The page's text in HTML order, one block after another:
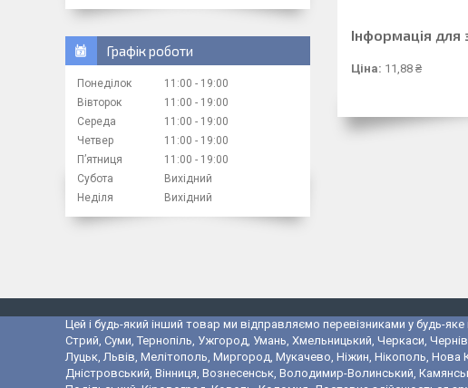
Інформація для
Ціна: 11,88 ₴
Графік роботи
Понеділок 11:00
19:00
Вівторок
11:00
19:00
Середа
11:00
19:00
Четвер
11:00
19:00
Пʼятниця
11:00
19:00
Субота
Вихідний
Неділя
Вихідний
Цей і будь-який інший товар ми відправляємо перевізниками у будь-
Стрий, Суми, Тернопіль, Ужгород, Умань, Хмельницький, Черкаси,
Луцьк, Львів, Мелітополь, Миргород, Мукачево, Ніжин, Нікополь,
Дністровський, Вінниця, Вознесенськ, Володимир-Волинський,